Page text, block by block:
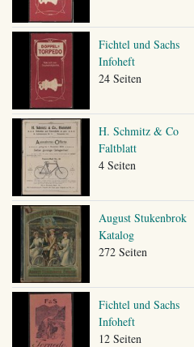
Fichtel und Sachs
Infoheft
24 Seiten
H. Schmitz & Co
Faltblatt
4 Seiten
August Stukenbrok
Katalog
272 Seiten
Fichtel und Sachs
Infoheft
12 Seiten